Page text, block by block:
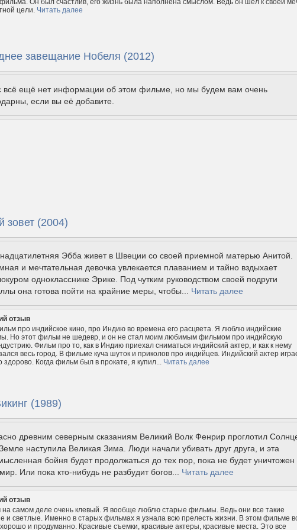
цели. Читать далее
завещание Нобеля (2012)
всё ещё нет информации об этом фильме, но мы будем вам очень
если вы её добавите.
зовет (2004)
Эбба живет в Швеции со своей приемной матерью Анитой.
и мечтательная девочка увлекается плаванием и тайно вздыхает
однокласснике Эрике. Под чутким руководством своей подруги
она готова пойти на крайние меры, чтобы... Читать далее
отзыв
про индийское кино, про Индию во времена его расцвета. Я люблю индийские
Но этот фильм не шедевр, и он не стал моим любимым фильмом про индийскую
Фильм про то, как в Индию приехал сниматься индийский актер, и как к нему
весь город. В фильме куча шуток и приколов про индийцев. Индийский актер
здорово. Когда фильм был в прокате, я купил... Читать далее
(1989)
древним северным сказаниям Великий Волк Фенрир проглотил
наступила Великая Зима. Люди начали убивать друг друга, и эта
бойня будет продолжаться до тех пор, пока не будет уничтожен
Или пока кто-нибудь не разбудит богов... Читать далее
отзыв
самом деле очень клевый. Я вообще люблю старые фильмы. Ведь они все такие
и светлые. Именно в старых фильмах я узнала всю прелесть жизни. В этом фильме
и продуманно. Красивые съемки, красивые актеры, красивые места. Это все